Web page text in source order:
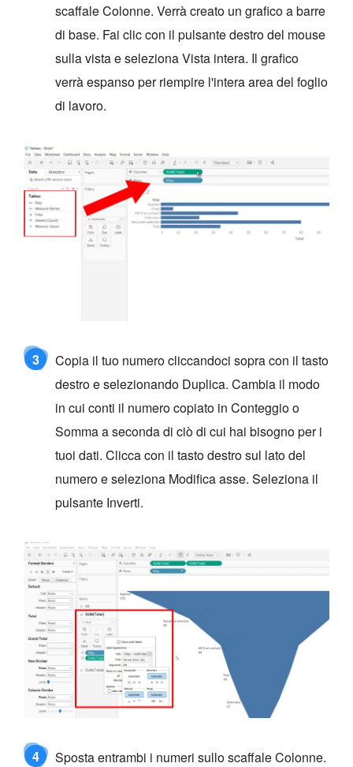
scaffale Colonne. Verrà creato un grafico a barre
di base. Fai clic con il pulsante destro del mouse
sulla vista e seleziona Vista intera. Il grafico
verrà espanso per riempire l'intera area del foglio
di lavoro.
3
Copia il tuo numero cliccandoci sopra con il tasto
destro e selezionando Duplica. Cambia il modo
in cui conti il numero copiato in Conteggio o
Somma a seconda di ciò di cui hai bisogno per i
tuoi dati. Clicca con il tasto destro sul lato del
numero e seleziona Modifica asse. Seleziona il
pulsante Inverti.
4
Sposta entrambi i numeri sullo scaffale Colonne.